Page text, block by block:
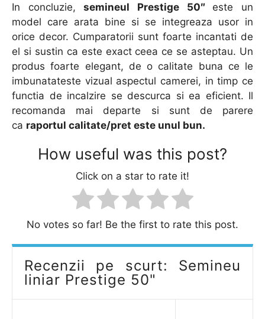
In concluzie,semineul Prestige 50″ este un
model care arata bine si se integreaza usor in
orice decor. Cumparatorii sunt foarte incantati de
el si sustin ca este exact ceea ce se asteptau. Un
produs foarte elegant, de o calitate buna ce le
imbunatateste vizual aspectul camerei, in timp ce
functia de incalzire se descurca si ea eficient. Il
recomanda mai departe si sunt de parere
ca raportul calitate/pret este unul bun.
How useful was this post?
Click on a star to rate it!
No votes so far! Be the first to rate this post.
Recenzii pe scurt: Semineu
liniar Prestige 50"